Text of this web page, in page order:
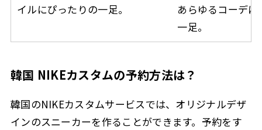
イルにぴったりの一足。
あらゆるコーデ
一足。
韓国 NIKEカスタムの予約方法は？
韓国のNIKEカスタムサービスでは、オリジナルデザ
インのスニーカーを作ることができます。予約をす